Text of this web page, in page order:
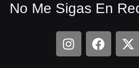
No Me Sigas En
I
n
F
a
X
-